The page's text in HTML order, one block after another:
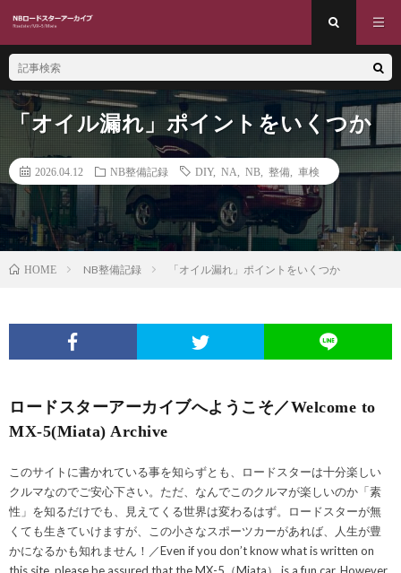
「オイル漏れ」ポイントをいくつか
2026.04.12 NB整備記録 DIY, NA NB 整備 車検
HOME NB整備記録 「オイル漏れ」ポイントをいくつか
ロードスターアーカイブへようこそ／Welcome to
MX-5(Miata) Archive
このサイトに書かれている事を知らずとも、ロードスターは十分楽しい
クルマなのでご安心下さい。ただ、なんでこのクルマが楽しいのか「素
性」を知るだけでも、見えてくる世界は変わるはず。ロードスターが無
くても生きていけますが、この小さなスポーツカーがあれば、人生が豊
かになるかも知れません！／Even if you don’t know what is written on